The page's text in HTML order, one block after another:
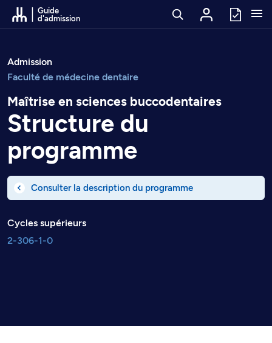
Passer au contenu
Guide
d'admission
Admission
Faculté de médecine dentaire
Maîtrise en sciences buccodentaires
Structure du
programme
Consulter la description du programme
Cycles supérieurs
2-306-1-0